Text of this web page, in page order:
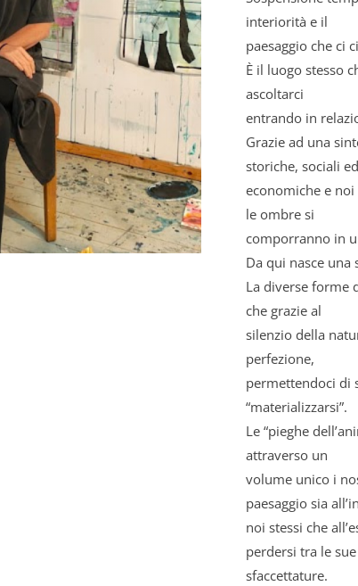
interiorità e il
paesaggio che ci
È il luogo stesso
ascoltarci
entrando in
Grazie ad una
storiche, sociali ed
economiche e
le ombre si
comporranno in
Da qui nasce una
La diverse forme
che grazie al
silenzio della
perfezione,
permettendoci di
“materializzarsi”.
Le “pieghe
attraverso un
volume unico i
paesaggio sia
noi stessi che
perdersi tra le sue
sfaccettature.